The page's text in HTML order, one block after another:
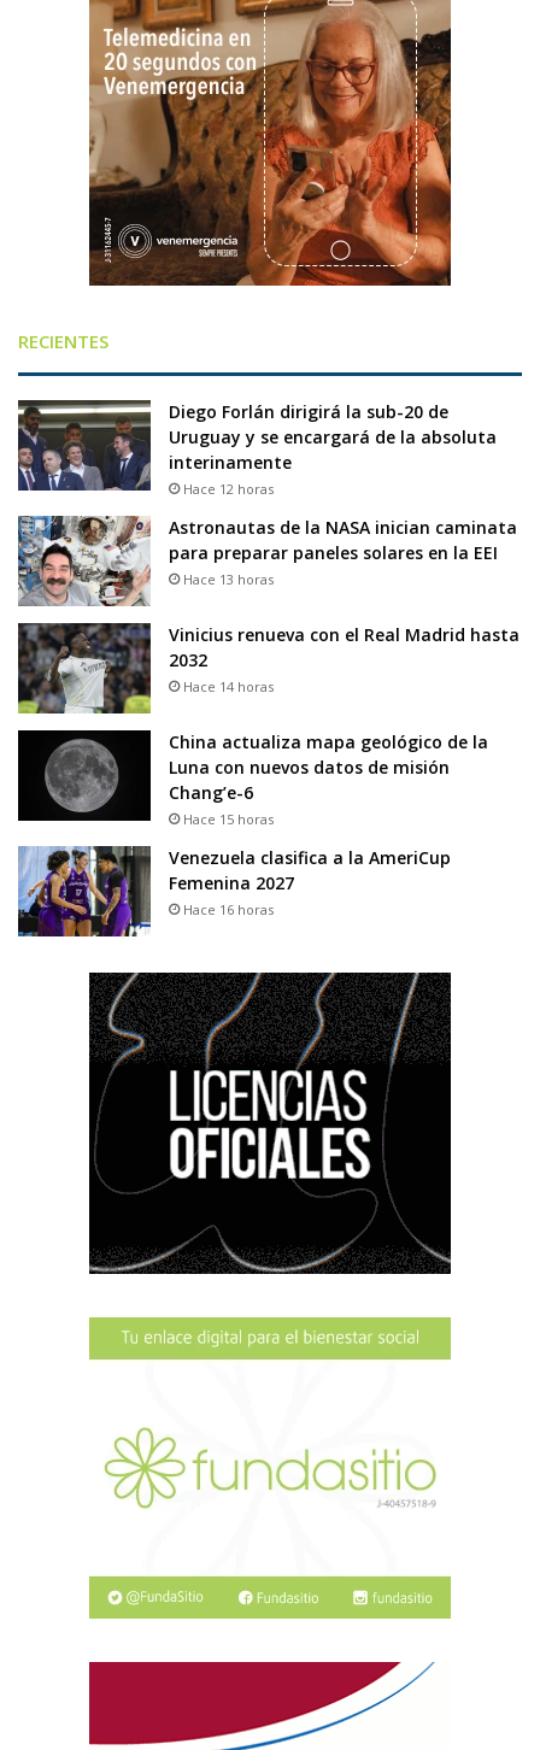
RECIENTES
Diego Forlán dirigirá la sub-20 de
Uruguay y se encargará de la absoluta
interinamente
Hace 12 horas
Astronautas de la NASA inician caminata
para preparar paneles solares en la EEI
Hace 13 horas
Vinicius renueva con el Real Madrid hasta
2032
Hace 14 horas
China actualiza mapa geológico de la
Luna con nuevos datos de misión
Chang’e-6
Hace 15 horas
Venezuela clasifica a la AmeriCup
Femenina 2027
Hace 16 horas